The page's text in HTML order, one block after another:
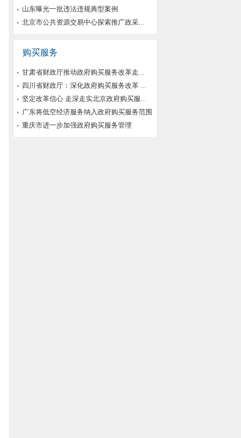
山东曝光一批违法违规典型案例
北京市公共资源交易中心探索推广政采...
购买服务
甘肃省财政厅推动政府购买服务改革走...
四川省财政厅：深化政府购买服务改革 ...
坚定改革信心 走深走实北京政府购买服...
广东将低空经济服务纳入政府购买服务范围
重庆市进一步加强政府购买服务管理